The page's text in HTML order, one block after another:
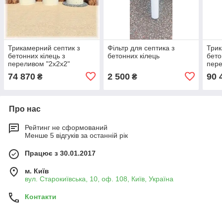
Трикамерний септик з
бетонних кілець з
переливом "2х2х2"
74 870 ₴
Фільтр для септика з
бетонних кілець
2 500₴ 90
Про нас
Рейтинг не сформований
Менше 5 відгуків за останній рік
Працює з 30.01.2017
м. Київ
вул. Старокиївська, 10, оф. 108, Київ, Україна
Контакти